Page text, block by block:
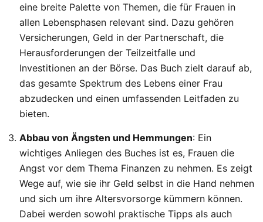
eine breite Palette von Themen, die für Frauen in
allen Lebensphasen relevant sind. Dazu gehören
Versicherungen, Geld in der Partnerschaft, die
Herausforderungen der Teilzeitfalle und
Investitionen an der Börse. Das Buch zielt darauf ab,
das gesamte Spektrum des Lebens einer Frau
abzudecken und einen umfassenden Leitfaden zu
bieten.
Abbau von Ängsten und Hemmungen: Ein
wichtiges Anliegen des Buches ist es, Frauen die
Angst vor dem Thema Finanzen zu nehmen. Es zeigt
Wege auf, wie sie ihr Geld selbst in die Hand nehmen
und sich um ihre Altersvorsorge kümmern können.
Dabei werden sowohl praktische Tipps als auch